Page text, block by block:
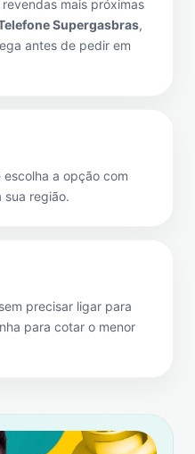
mais próximas
Supergasbras,
antes de pedir em
a opção com
sua região.
precisar ligar para
para cotar o menor